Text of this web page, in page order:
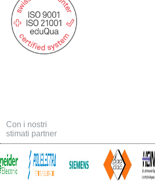
Con i nostri
stimati partner